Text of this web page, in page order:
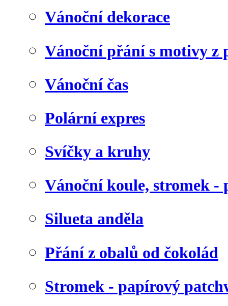
Vánoční dekorace
Vánoční přání s motivy z
Vánoční čas
Polární expres
Svíčky a kruhy
Vánoční koule, stromek -
Silueta anděla
Přání z obalů od čokolád
Stromek - papírový